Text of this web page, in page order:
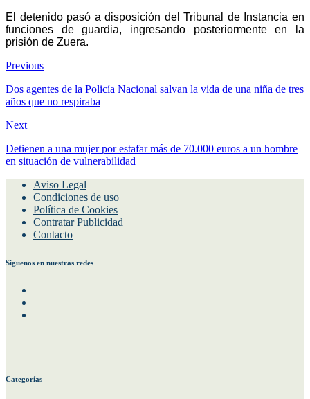
El detenido pasó a disposición del Tribunal de Instancia en
funciones de guardia, ingresando posteriormente en la
prisión de Zuera.
Previous
Dos agentes de la Policía Nacional salvan la vida de una niña de tres
años que no respiraba
Next
Detienen a una mujer por estafar más de 70.000 euros a un hombre
en situación de vulnerabilidad
Aviso Legal
Condiciones de uso
Política de Cookies
Contratar Publicidad
Contacto
Siguenos en nuestras redes
Categorías